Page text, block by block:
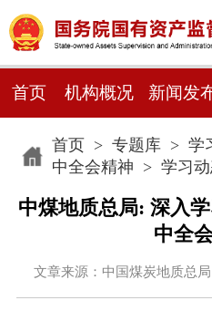
首页 机构概况 新闻发
首页> 专题库> 学
中全会精神 > 学习
中煤地质总局: 深入
中全
文章来源：中国煤炭地质